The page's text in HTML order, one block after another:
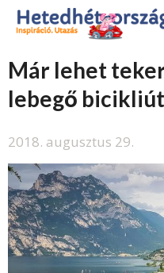
Már lehet
lebegő
2018. augusztus 29.